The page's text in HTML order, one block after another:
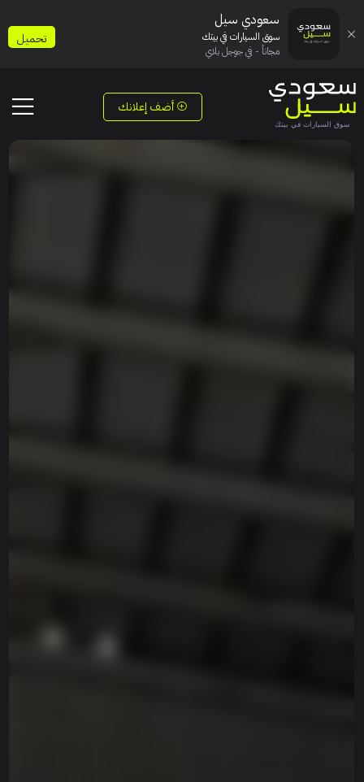
أضف إعلانك
سعودي سيل
سوق السيارات في بيتك
مجاناً - في جوجل بلاي
تحميل